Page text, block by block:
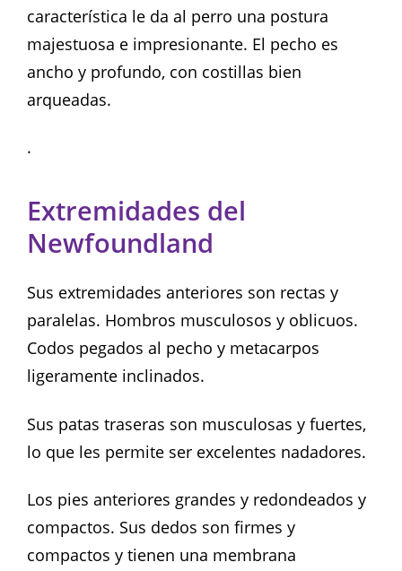
característica le da al perro una postura
majestuosa e impresionante. El pecho es
ancho y profundo, con costillas bien
arqueadas.
.
Extremidades del
Newfoundland
Sus extremidades anteriores son rectas y
paralelas. Hombros musculosos y oblicuos.
Codos pegados al pecho y metacarpos
ligeramente inclinados.
Sus patas traseras son musculosas y fuertes,
lo que les permite ser excelentes nadadores.
Los pies anteriores grandes y redondeados y
compactos. Sus dedos son firmes y
compactos y tienen una membrana